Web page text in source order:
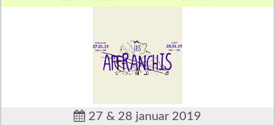
27 & 28 januar 2019